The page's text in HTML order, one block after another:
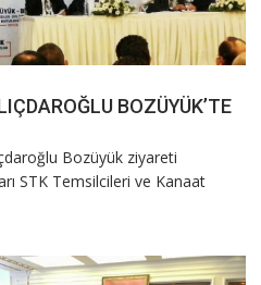
BOZÜYÜK’TE
Bozüyük ziyareti
STK Temsilcileri ve Kanaat